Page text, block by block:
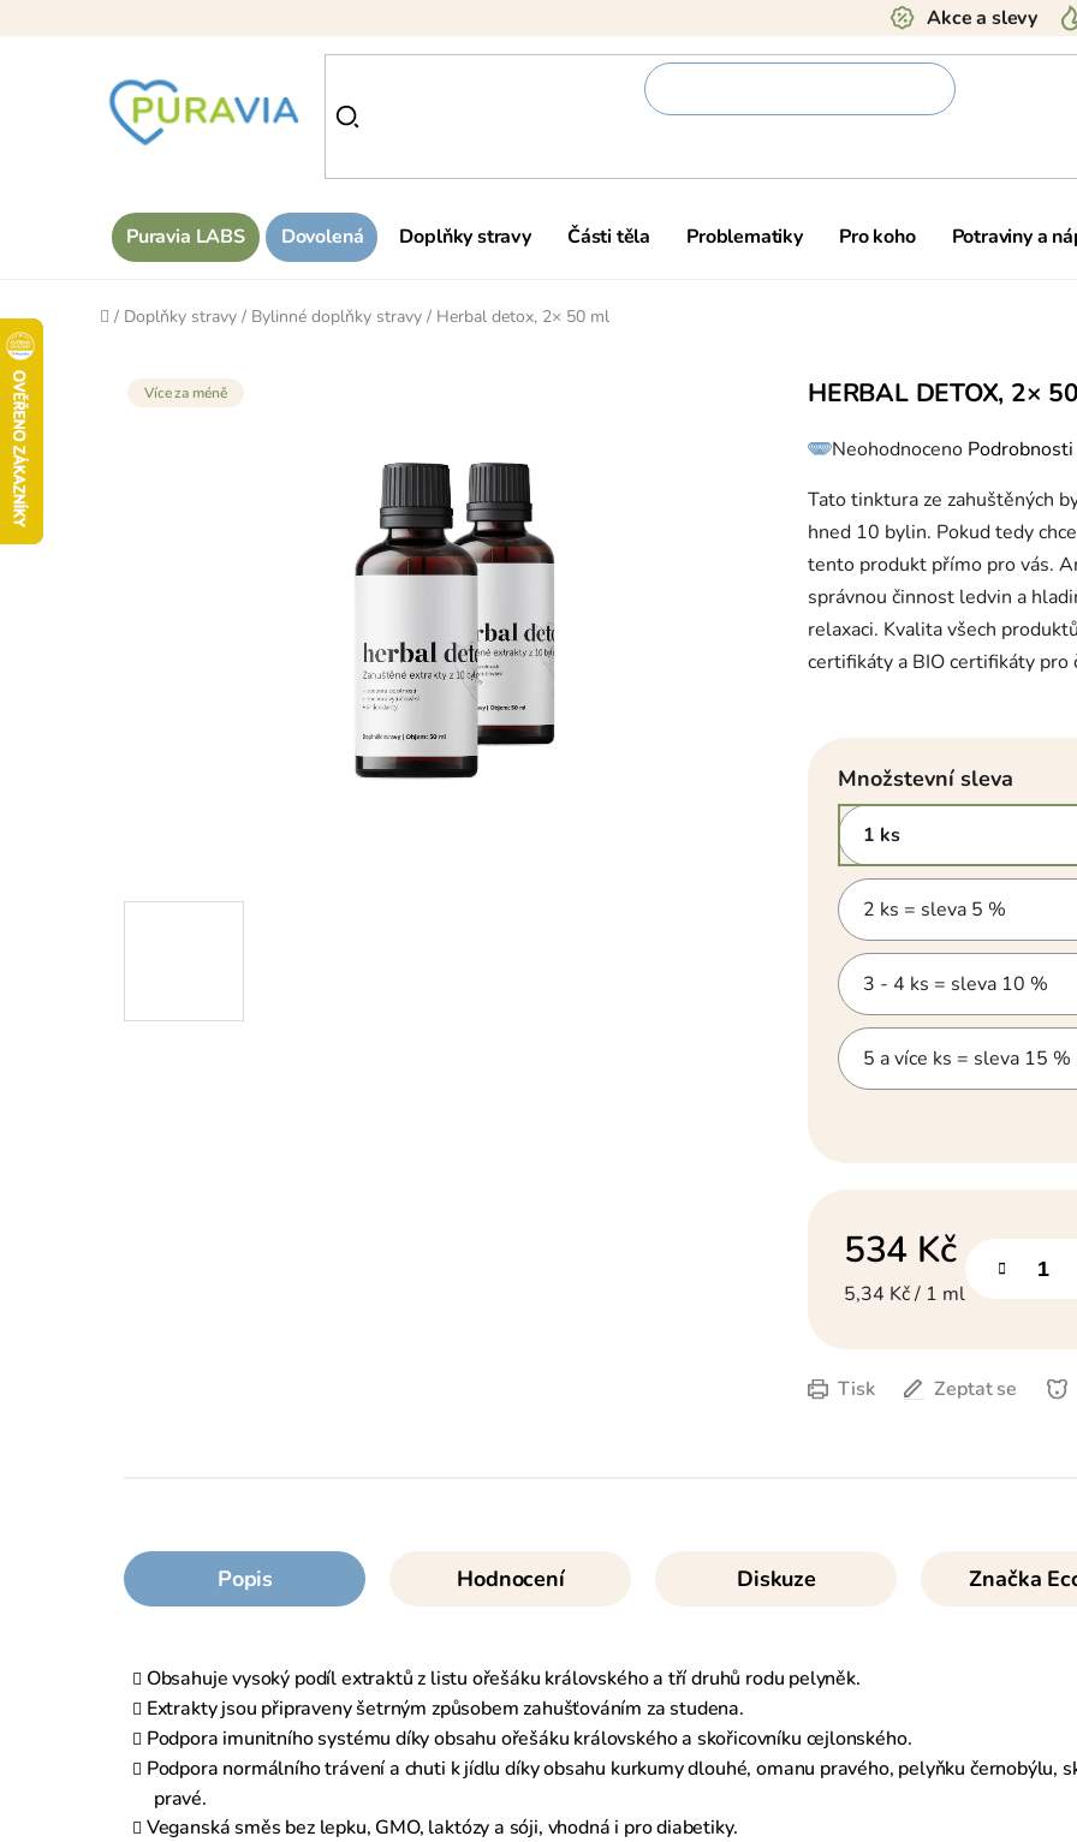
Akce a slevy
Puravia LABS Dovolená Doplňky stravy Části těla Problematiky Pro koho Potraviny a
Domů
/ Doplňky stravy / Bylinné doplňky stravy / Herbal detox, 2× 50 ml
HERBAL DETOX, 2×
Průměrné
hodnocení
0,0
z
5
hvězdiček.
Neohodnoceno
Tato tinktura ze zahuštěných
hned 10 bylin. Pokud tedy
tento produkt přímo pro vás.
správnou činnost ledvin a
relaxaci. Kvalita všech
certifikáty a BIO certifikáty pro
Množstevní sleva
1 ks
2 ks = sleva 5 %
3 - 4 ks = sleva 10 %
5 a více ks = sleva 15 %
534 Kč
Měrná cena:
5,34 Kč / 1 ml
Tisk Zeptat se
Více za méně
Popis Hodnocení Diskuze Značka
Obsahuje vysoký podíl extraktů z listu ořešáku královského a tří druhů rodu pelyněk.
Extrakty jsou připraveny šetrným způsobem zahušťováním za studena.
Podpora imunitního systému díky obsahu ořešáku královského a skořicovníku cejlonského.
Podpora normálního trávení a chuti k jídlu díky obsahu kurkumy dlouhé, omanu pravého, pelyňku černobýlu,
pravé.
Veganská směs bez lepku, GMO, laktózy a sóji, vhodná i pro diabetiky.